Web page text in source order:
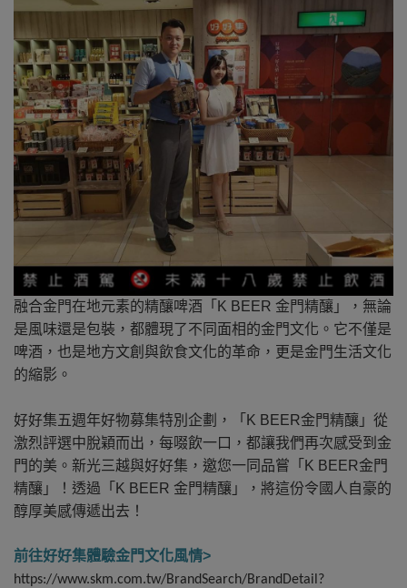
融合金門在地元素的精釀啤酒「K BEER 金門精釀」，無論
是風味還是包裝，都體現了不同面相的金門文化。它不僅是
啤酒，也是地方文創與飲食文化的革命，更是金門生活文化
的縮影。
好好集五週年好物募集特別企劃，「K BEER金門精釀」從
激烈評選中脫穎而出，每啜飲一口，都讓我們再次感受到金
門的美。新光三越與好好集，邀您一同品嘗「K BEER金門
精釀」！透過「K BEER 金門精釀」，將這份令國人自豪的
醇厚美感傳遞出去！
前往好好集體驗金門文化風情>
https://www.skm.com.tw/BrandSearch/BrandDetail?